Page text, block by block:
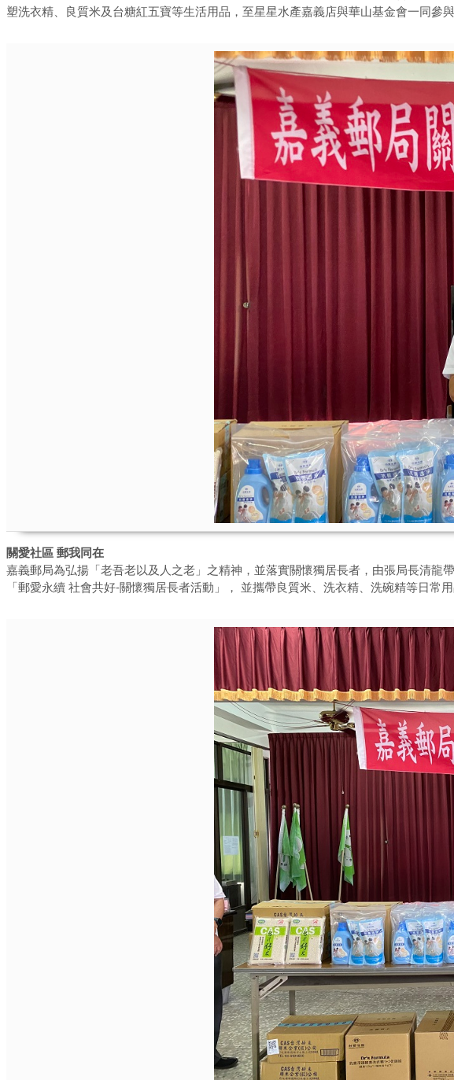
塑洗衣精、良質米及台糖紅五寶等生活用品，至星星水產嘉義店與華山基金會一同參
關愛社區 郵我同在
嘉義郵局為弘揚「老吾老以及人之老」之精神，並落實關懷獨居長者，由張局長清
「郵愛永續 社會共好-關懷獨居長者活動」， 並攜帶良質米、洗衣精、洗碗精等日常用